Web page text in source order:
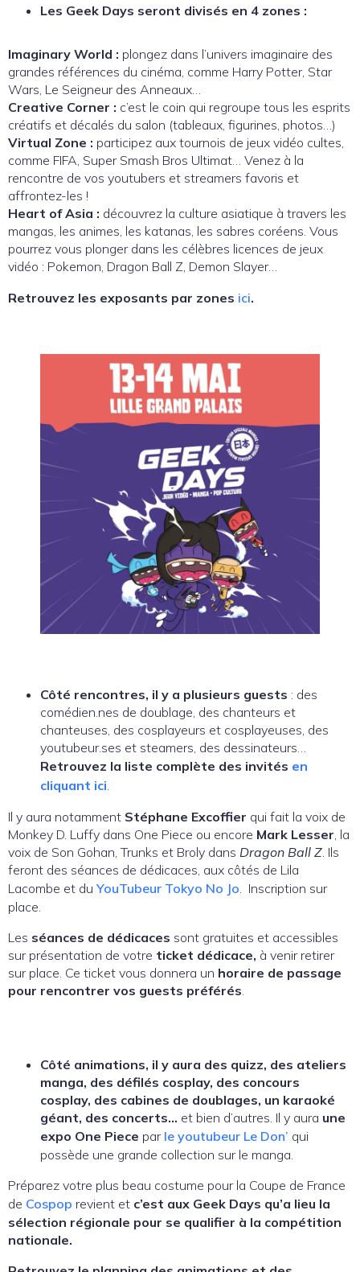
Les Geek Days seront divisés en 4 zones :
Imaginary World : plongez dans l’univers imaginaire des
grandes références du cinéma, comme Harry Potter, Star
Wars, Le Seigneur des Anneaux…
Creative Corner : c’est le coin qui regroupe tous les esprits
créatifs et décalés du salon (tableaux, figurines, photos…)
Virtual Zone : participez aux tournois de jeux vidéo cultes,
comme FIFA, Super Smash Bros Ultimat… Venez à la
rencontre de vos youtubers et streamers favoris et
affrontez-les !
Heart of Asia : découvrez la culture asiatique à travers les
mangas, les animes, les katanas, les sabres coréens. Vous
pourrez vous plonger dans les célèbres licences de jeux
vidéo : Pokemon, Dragon Ball Z, Demon Slayer…
Retrouvez les exposants par zones ici.
Côté rencontres, il y a plusieurs guests : des
comédien.nes de doublage, des chanteurs et
chanteuses, des cosplayeurs et cosplayeuses, des
youtubeur.ses et steamers, des dessinateurs…
Retrouvez la liste complète des invités en
cliquant ici
Il y aura notamment Stéphane Excoffier qui fait la voix de
Monkey D. Luffy dans One Piece ou encore Mark Lesser , la
voix de Son Gohan, Trunks et Broly dans Dragon Ball Z . Ils
feront des séances de dédicaces, aux côtés de Lila
Lacombe et du YouTubeur Tokyo No Jo . Inscription sur
place.
Les séances de dédicaces sont gratuites et accessibles
sur présentation de votre ticket dédicace, à venir retirer
sur place. Ce ticket vous donnera un horaire de passage
pour rencontrer vos guests préférés
Côté animations, il y aura des quizz, des ateliers
manga, des défilés cosplay, des concours
cosplay, des cabines de doublages, un karaoké
géant, des concerts… et bien d’autres. Il y aura une
expo One Piece par le youtubeur Le Don’ qui
possède une grande collection sur le manga.
Préparez votre plus beau costume pour la Coupe de France
de Cospop revient et c’est aux Geek Days qu’a lieu la
sélection régionale pour se qualifier à la compétition
nationale.